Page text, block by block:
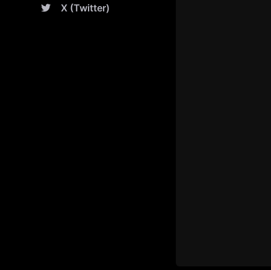
X (Twitter)